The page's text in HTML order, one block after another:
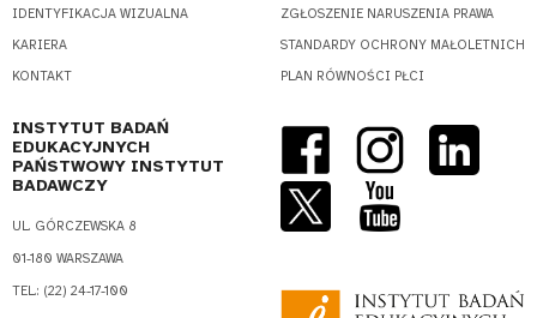
IDENTYFIKACJA WIZUALNA
KARIERA
KONTAKT
ZGŁOSZENIE NARUSZENIA PRAWA
STANDARDY OCHRONY MAŁOLETNICH
PLAN RÓWNOŚCI PŁCI
INSTYTUT BADAŃ
EDUKACYJNYCH
PAŃSTWOWY INSTYTUT
BADAWCZY
UL. GÓRCZEWSKA 8
01-180 WARSZAWA
TEL.: (22) 24-17-100